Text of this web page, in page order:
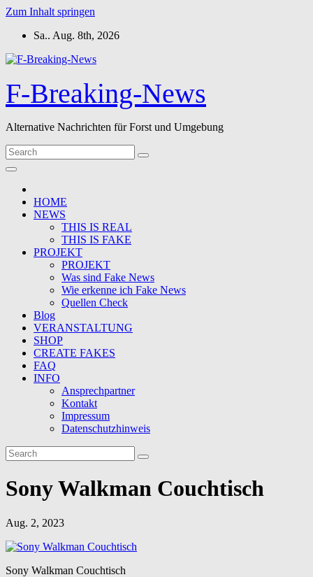
Zum Inhalt springen
Sa.. Aug. 8th, 2026
F-Breaking-News
Alternative Nachrichten für Forst und Umgebung
HOME
NEWS
THIS IS REAL
THIS IS FAKE
PROJEKT
PROJEKT
Was sind Fake News
Wie erkenne ich Fake News
Quellen Check
Blog
VERANSTALTUNG
SHOP
CREATE FAKES
FAQ
INFO
Ansprechpartner
Kontakt
Impressum
Datenschutzhinweis
Sony Walkman Couchtisch
Aug. 2, 2023
Sony Walkman Couchtisch